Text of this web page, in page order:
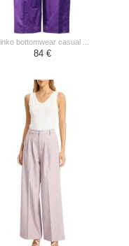
pinko bottomwear casual ...
84 €